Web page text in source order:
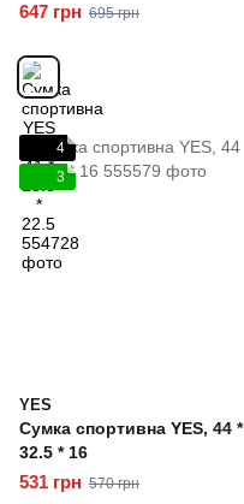
647 грн 695 грн
4
3
YES
Сумка спортивна YES, 44 *
32.5 * 16
531 грн 570 грн